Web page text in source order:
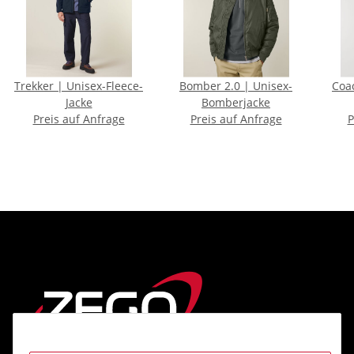
Trekker | Unisex-Fleece-
Jacke
Preis auf Anfrage
Bomber 2.0 | Unisex-
Bomberjacke
Preis auf Anfrage
Coacher